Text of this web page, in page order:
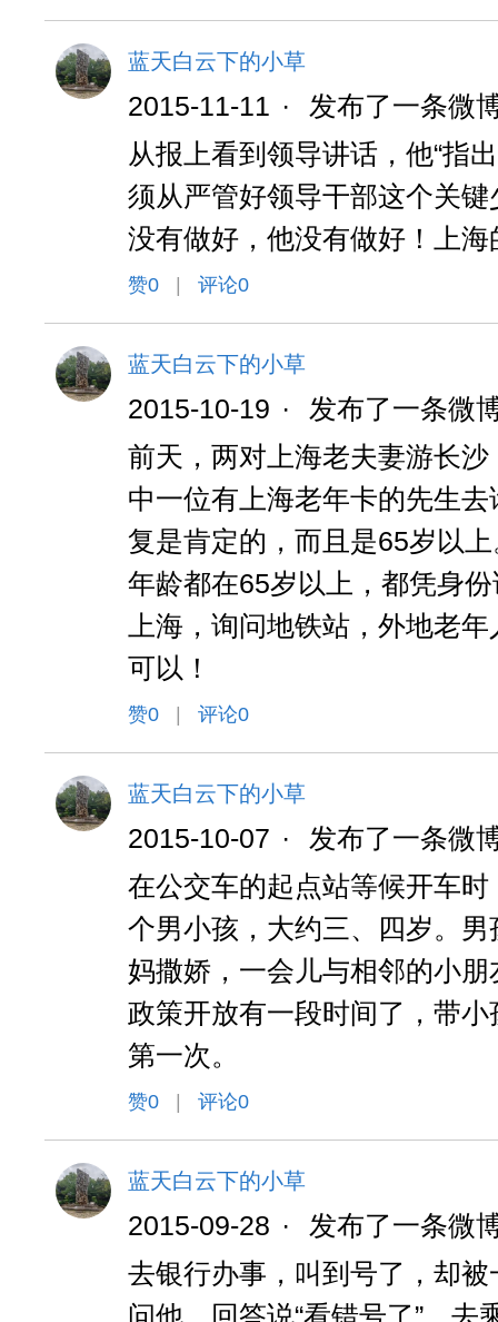
蓝天白云下的小草
2015-11-11 ·
发布了一条微
从报上看到领导讲话，他“指
须从严管好领导干部这个关
没有做好，他没有做好！上
赞0 评论0
蓝天白云下的小草
2015-10-19 ·
发布了一条微
前天，两对上海老夫妻游长
中一位有上海老年卡的先生
复是肯定的，而且是65岁以
年龄都在65岁以上，都凭身
上海，询问地铁站，外地老
可以！
赞0 评论0
蓝天白云下的小草
2015-10-07 ·
发布了一条微
在公交车的起点站等候开车
个男小孩，大约三、四岁。
妈撒娇，一会儿与相邻的小
政策开放有一段时间了，带
第一次。
赞0 评论0
蓝天白云下的小草
2015-09-28 ·
发布了一条微
去银行办事，叫到号了，却
问他，回答说“看错号了”。